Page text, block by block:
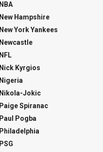
NBA
New Hampshire
New York Yankees
Newcastle
NFL
Nick Kyrgios
Nigeria
Nikola-Jokic
Paige Spiranac
Paul Pogba
Philadelphia
PSG